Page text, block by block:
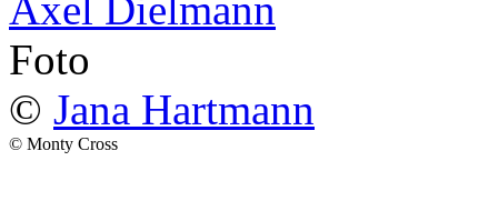
Foto
© Jana Hartmann
© Monty Cross